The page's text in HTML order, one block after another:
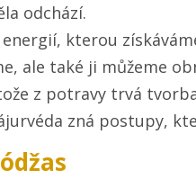
odchází.
energií, kterou
ale také ji můžeme
z potravy trvá
zná postupy,